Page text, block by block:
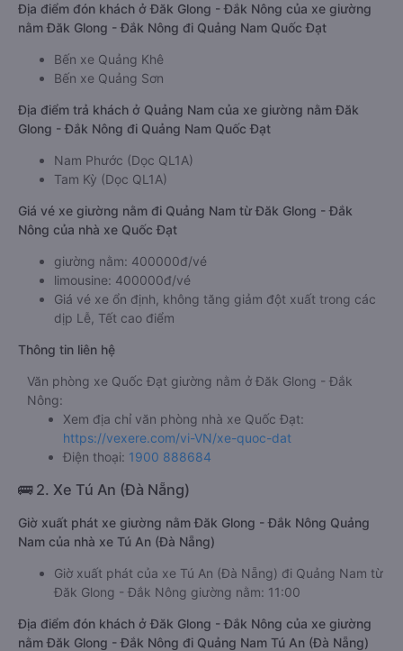
Địa điểm đón khách ở Đăk Glong - Đắk Nông của xe giường
nằm Đăk Glong - Đắk Nông đi Quảng Nam Quốc Đạt
Bến xe Quảng Khê
Bến xe Quảng Sơn
Địa điểm trả khách ở Quảng Nam của xe giường nằm Đăk
Glong - Đắk Nông đi Quảng Nam Quốc Đạt
Nam Phước (Dọc QL1A)
Tam Kỳ (Dọc QL1A)
Giá vé xe giường nằm đi Quảng Nam từ Đăk Glong - Đắk
Nông của nhà xe Quốc Đạt
giường nằm: 400000đ/vé
limousine: 400000đ/vé
Giá vé xe ổn định, không tăng giảm đột xuất trong các
dịp Lễ, Tết cao điểm
Thông tin liên hệ
Văn phòng xe Quốc Đạt giường nằm ở Đăk Glong - Đắk
Nông:
Xem địa chỉ văn phòng nhà xe Quốc Đạt:
https://vexere.com/vi-VN/xe-quoc-dat
Điện thoại: 1900 888684
🚌 2. Xe Tú An (Đà Nẵng)
Giờ xuất phát xe giường nằm Đăk Glong - Đắk Nông Quảng
Nam của nhà xe Tú An (Đà Nẵng)
Giờ xuất phát của xe Tú An (Đà Nẵng) đi Quảng Nam từ
Đăk Glong - Đắk Nông giường nằm: 11:00
Địa điểm đón khách ở Đăk Glong - Đắk Nông của xe giường
nằm Đăk Glong - Đắk Nông đi Quảng Nam Tú An (Đà Nẵng)